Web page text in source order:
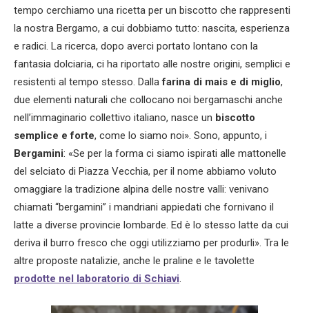
tempo cerchiamo una ricetta per un biscotto che rappresenti
la nostra Bergamo, a cui dobbiamo tutto: nascita, esperienza
e radici. La ricerca, dopo averci portato lontano con la
fantasia dolciaria, ci ha riportato alle nostre origini, semplici e
resistenti al tempo stesso. Dallafarina di mais e di miglio,
due elementi naturali che collocano noi bergamaschi anche
nell’immaginario collettivo italiano, nasce un biscotto
semplice e forte, come lo siamo noi». Sono, appunto, i
Bergamini: «Se per la forma ci siamo ispirati alle mattonelle
del selciato di Piazza Vecchia, per il nome abbiamo voluto
omaggiare la tradizione alpina delle nostre valli: venivano
chiamati “bergamini” i mandriani appiedati che fornivano il
latte a diverse provincie lombarde. Ed è lo stesso latte da cui
deriva il burro fresco che oggi utilizziamo per produrli». Tra le
altre proposte natalizie, anche le praline e le tavolette
prodotte nel laboratorio di Schiavi.